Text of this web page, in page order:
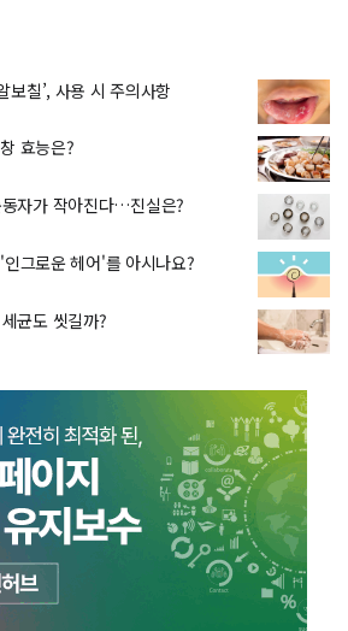
보칠’, 사용 시 주의사항
효능은?
자가 작아진다…진실은?
그로운 헤어'를 아시나요?
균도 씻길까?